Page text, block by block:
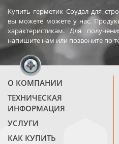
Купить герметик Соудал для
вы можете можете у нас.
характеристикам. Для
напишите нам или позвоните по
О КОМПАНИИ
ТЕХНИЧЕСКАЯ
ИНФОРМАЦИЯ
УСЛУГИ
КАК КУПИТЬ